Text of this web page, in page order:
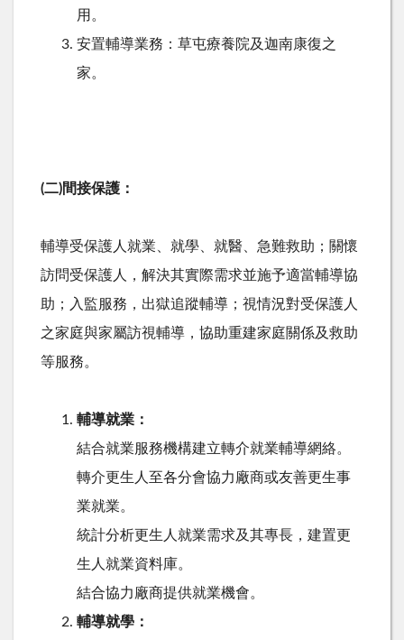
用。
安置輔導業務：草屯療養院及迦南康復之
家。
(二)間接保護：
輔導受保護人就業、就學、就醫、急難救助；關懷
訪問受保護人，解決其實際需求並施予適當輔導協
助；入監服務，出獄追蹤輔導；視情況對受保護人
之家庭與家屬訪視輔導，協助重建家庭關係及救助
等服務。
輔導就業：
結合就業服務機構建立轉介就業輔導網絡。
轉介更生人至各分會協力廠商或友善更生事
業就業。
統計分析更生人就業需求及其專長，建置更
生人就業資料庫。
結合協力廠商提供就業機會。
輔導就學：